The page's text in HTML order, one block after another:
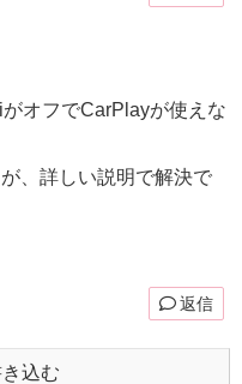
オフでCarPlayが使えな
、詳しい説明で解決で
返信
込む